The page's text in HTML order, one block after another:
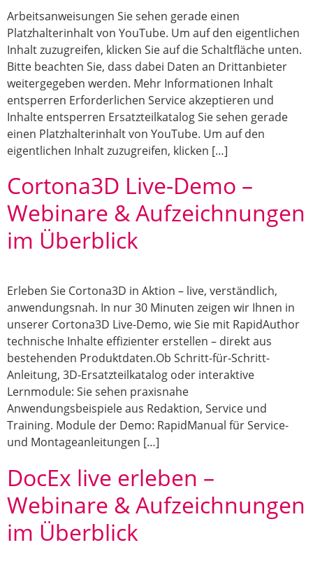
Arbeitsanweisungen Sie sehen gerade einen
Platzhalterinhalt von YouTube. Um auf den eigentlichen
Inhalt zuzugreifen, klicken Sie auf die Schaltfläche unten.
Bitte beachten Sie, dass dabei Daten an Drittanbieter
weitergegeben werden. Mehr Informationen Inhalt
entsperren Erforderlichen Service akzeptieren und
Inhalte entsperren Ersatzteilkatalog Sie sehen gerade
einen Platzhalterinhalt von YouTube. Um auf den
eigentlichen Inhalt zuzugreifen, klicken […]
Cortona3D Live-Demo –
Webinare & Aufzeichnungen
im Überblick
Erleben Sie Cortona3D in Aktion – live, verständlich,
anwendungsnah. In nur 30 Minuten zeigen wir Ihnen in
unserer Cortona3D Live-Demo, wie Sie mit RapidAuthor
technische Inhalte effizienter erstellen – direkt aus
bestehenden Produktdaten.Ob Schritt-für-Schritt-
Anleitung, 3D-Ersatzteilkatalog oder interaktive
Lernmodule: Sie sehen praxisnahe
Anwendungsbeispiele aus Redaktion, Service und
Training. Module der Demo: RapidManual für Service-
und Montageanleitungen […]
DocEx live erleben –
Webinare & Aufzeichnungen
im Überblick